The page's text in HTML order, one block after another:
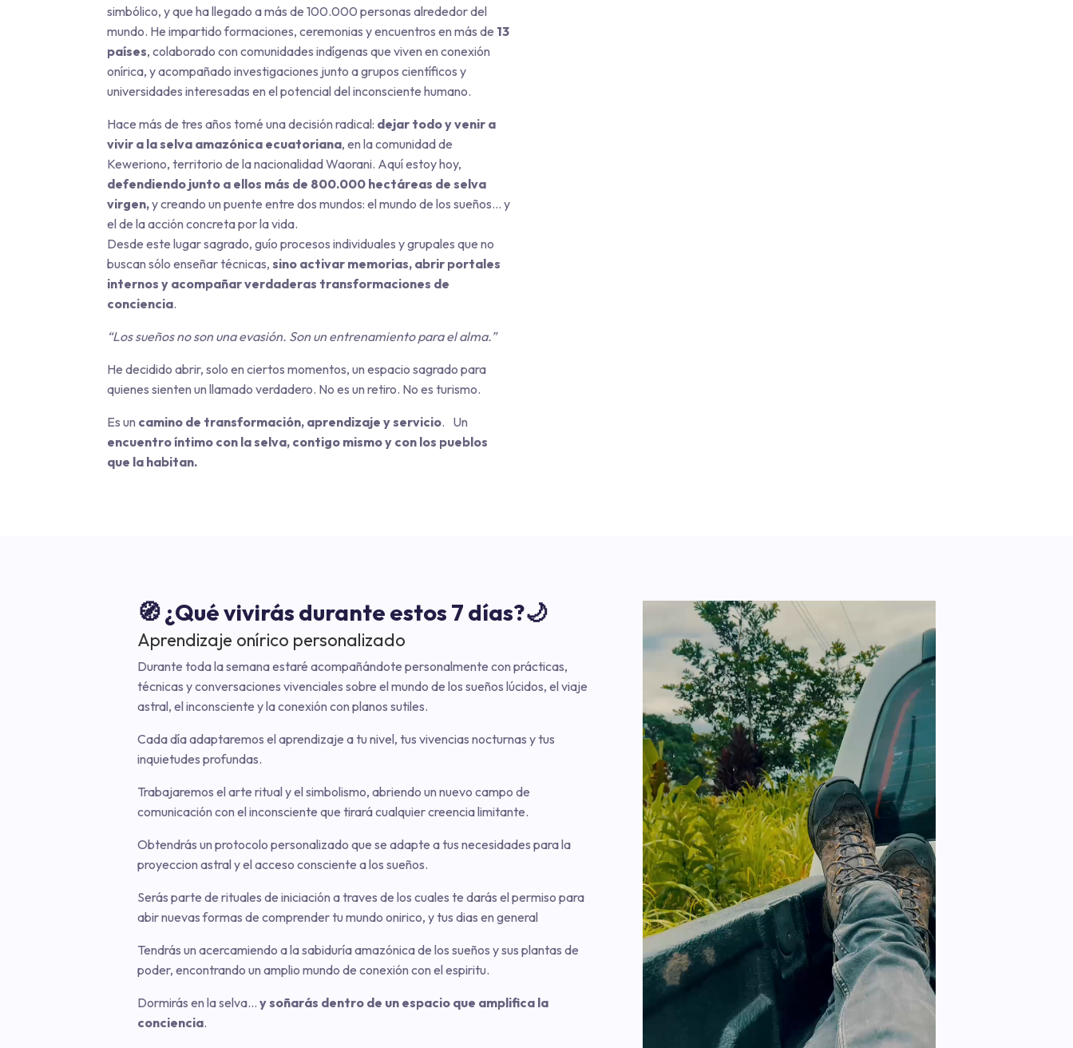
simbólico, y que ha llegado a más de 100.000 personas alrededor del
mundo. He impartido formaciones, ceremonias y encuentros en más de 13
países, colaborado con comunidades indígenas que viven en conexión
onírica, y acompañado investigaciones junto a grupos científicos y
universidades interesadas en el potencial del inconsciente humano.
Hace más de tres años tomé una decisión radical: dejar todo y venir a
vivir a la selva amazónica ecuatoriana, en la comunidad de
Keweriono, territorio de la nacionalidad Waorani. Aquí estoy hoy,
defendiendo junto a ellos más de 800.000 hectáreas de selva
virgen,y creando un puente entre dos mundos: el mundo de los sueños… y
el de la acción concreta por la vida.
Desde este lugar sagrado, guío procesos individuales y grupales que no
buscan sólo enseñar técnicas,sino activar memorias, abrir portales
internos y acompañar verdaderas transformaciones de
conciencia.
“Los sueños no son una evasión. Son un entrenamiento para el alma.”
He decidido abrir, solo en ciertos momentos, un espacio sagrado para
quienes sienten un llamado verdadero. No es un retiro. No es turismo.
Es un camino de transformación, aprendizaje y servicio. Un
encuentro íntimo con la selva, contigo mismo y con los pueblos
que la habitan.
🧭 ¿Qué vivirás durante estos 7 días?🌙
Aprendizaje onírico personalizado
Durante toda la semana estaré acompañándote personalmente con prácticas,
técnicas y conversaciones vivenciales sobre el mundo de los sueños lúcidos, el viaje
astral, el inconsciente y la conexión con planos sutiles.
Cada día adaptaremos el aprendizaje a tu nivel, tus vivencias nocturnas y tus
inquietudes profundas.
Trabajaremos el arte ritual y el simbolismo, abriendo un nuevo campo de
comunicación con el inconsciente que tirará cualquier creencia limitante.
Obtendrás un protocolo personalizado que se adapte a tus necesidades para la
proyeccion astral y el acceso consciente a los sueños.
Serás parte de rituales de iniciación a traves de los cuales te darás el permiso para
abir nuevas formas de comprender tu mundo onirico, y tus dias en general
Tendrás un acercamiendo a la sabiduría amazónica de los sueños y sus plantas de
poder, encontrando un amplio mundo de conexión con el espiritu.
Dormirás en la selva… y soñarás dentro de un espacio que amplifica la
conciencia.